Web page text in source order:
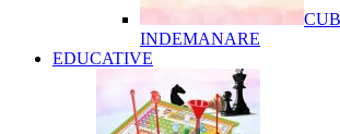
INDEMANARE
EDUCATIVE